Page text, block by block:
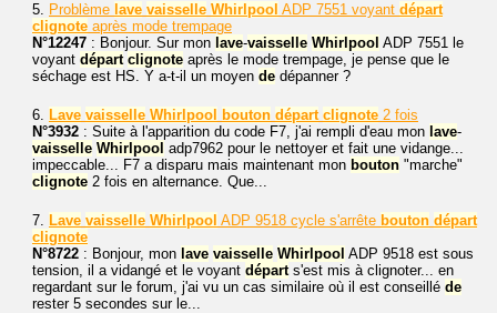
5. Problème lave vaisselle Whirlpool ADP 7551 voyant départ
clignote après mode trempage
N°12247 : Bonjour. Sur mon lave-vaisselle Whirlpool ADP 7551 le
voyant départ clignote après le mode trempage, je pense que le
séchage est HS. Y a-t-il un moyen de dépanner ?
6. Lave vaisselle Whirlpool bouton départ clignote 2 fois
N°3932 : Suite à l'apparition du code F7, j'ai rempli d'eau mon lave-
vaisselle Whirlpool adp7962 pour le nettoyer et fait une vidange...
impeccable... F7 a disparu mais maintenant mon bouton "marche"
clignote 2 fois en alternance. Que...
7. Lave vaisselle Whirlpool ADP 9518 cycle s'arrête bouton départ
clignote
N°8722 : Bonjour, mon lave vaisselle Whirlpool ADP 9518 est sous
tension, il a vidangé et le voyant départs'est mis à clignoter... en
regardant sur le forum, j'ai vu un cas similaire où il est conseillé de
rester 5 secondes sur le...